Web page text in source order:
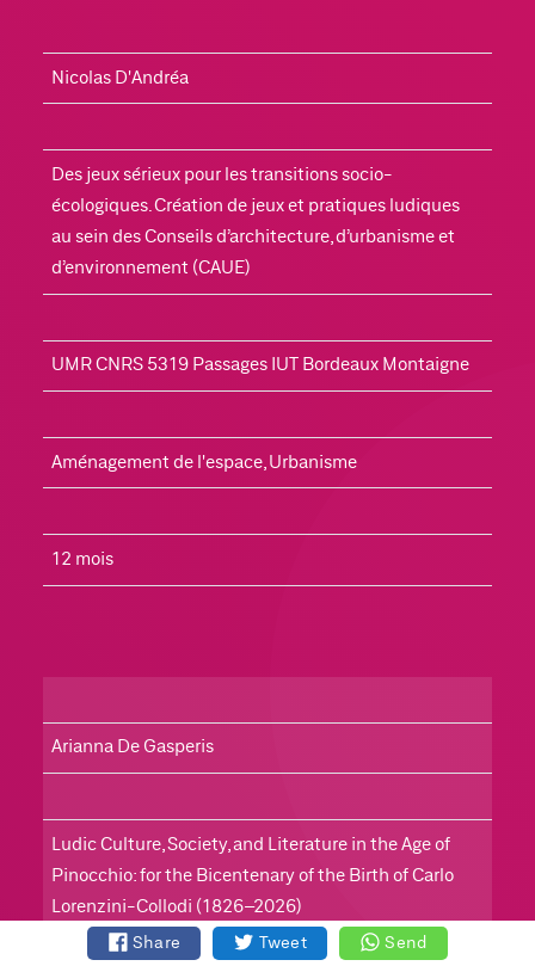
Nicolas D'Andréa
Des jeux sérieux pour les transitions socio-
écologiques. Création de jeux et pratiques ludiques
au sein des Conseils d’architecture, d’urbanisme et
d’environnement (CAUE)
UMR CNRS 5319 Passages IUT Bordeaux Montaigne
Aménagement de l'espace, Urbanisme
12 mois
Arianna De Gasperis
Ludic Culture, Society, and Literature in the Age of
Pinocchio: for the Bicentenary of the Birth of Carlo
Lorenzini-Collodi (1826–2026)
Share Tweet Send